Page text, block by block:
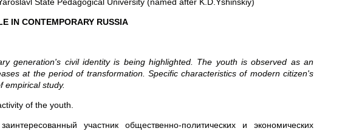
IN CONTEMPORARY RUSSIA
generation's civil identity is being highlighted. The youth is observed as an
at the period of transformation. Specific characteristics of modern citizen's
empirical study.
of the youth.
участник общественно-политических и экономических